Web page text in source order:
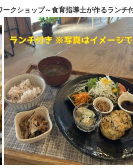
クショップ～食育指導士が作るランチ